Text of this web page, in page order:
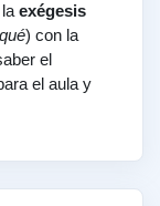
exégesis
) con la
el
el aula y